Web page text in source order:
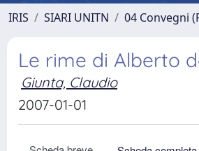
IRIS SIARI UNITN 04 Convegni
Le rime di Alberto
Giunta, Claudio
2007-01-01